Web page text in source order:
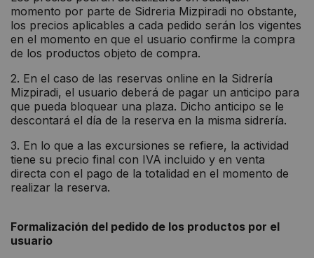
momento por parte de Sidreria Mizpiradi no obstante,
los precios aplicables a cada pedido serán los vigentes
en el momento en que el usuario confirme la compra
de los productos objeto de compra.
2. En el caso de las reservas online en la Sidrería
Mizpiradi, el usuario deberá de pagar un anticipo para
que pueda bloquear una plaza. Dicho anticipo se le
descontará el día de la reserva en la misma sidrería.
3. En lo que a las excursiones se refiere, la actividad
tiene su precio final con IVA incluido y en venta
directa con el pago de la totalidad en el momento de
realizar la reserva.
Formalización del pedido de los productos por el
usuario